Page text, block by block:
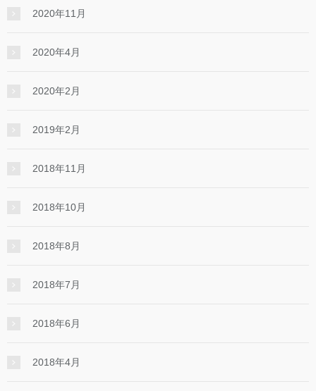
2020年11月
2020年4月
2020年2月
2019年2月
2018年11月
2018年10月
2018年8月
2018年7月
2018年6月
2018年4月